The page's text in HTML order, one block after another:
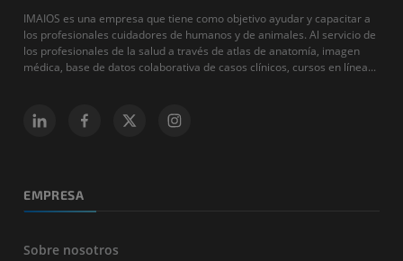
IMAIOS es una empresa que tiene como objetivo ayudar y capacitar a
los profesionales cuidadores de humanos y de animales. Al servicio de
los profesionales de la salud a través de atlas de anatomía, imagen
médica, base de datos colaborativa de casos clínicos, cursos en línea...
EMPRESA
Sobre nosotros